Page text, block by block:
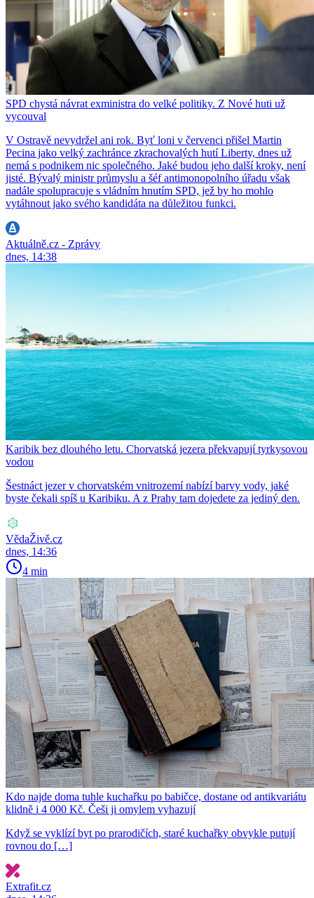
SPD chystá návrat exministra do velké politiky. Z Nové huti už
vycouval
V Ostravě nevydržel ani rok. Byť loni v červenci přišel Martin
Pecina jako velký zachránce zkrachovalých hutí Liberty, dnes už
nemá s podnikem nic společného. Jaké budou jeho další kroky, není
jisté. Bývalý ministr průmyslu a šéf antimonopolního úřadu však
nadále spolupracuje s vládním hnutím SPD, jež by ho mohlo
vytáhnout jako svého kandidáta na důležitou funkci.
Aktuálně.cz - Zprávy
dnes, 14:38
Karibik bez dlouhého letu. Chorvatská jezera překvapují tyrkysovou
vodou
Šestnáct jezer v chorvatském vnitrozemí nabízí barvy vody, jaké
byste čekali spíš u Karibiku. A z Prahy tam dojedete za jediný den.
VědaŽivě.cz
dnes, 14:36
4 min
Kdo najde doma tuhle kuchařku po babičce, dostane od antikvariátu
klidně i 4 000 Kč. Češi ji omylem vyhazují
Když se vyklízí byt po prarodičích, staré kuchařky obvykle putují
rovnou do […]
Extrafit.cz